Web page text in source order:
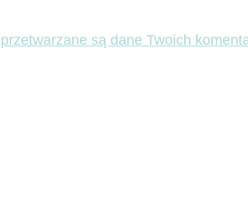
są dane Twoich